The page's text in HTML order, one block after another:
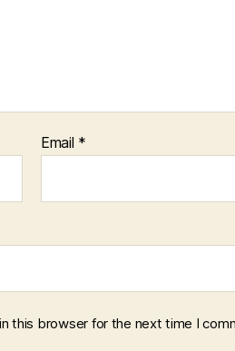
Email *
this browser for the next time I